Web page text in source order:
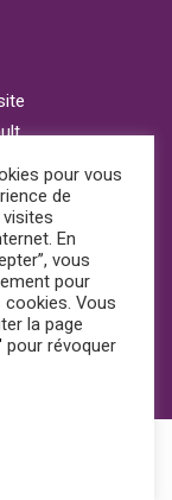
pour vous
de
En
vous
pour
Vous
la page
pour révoquer